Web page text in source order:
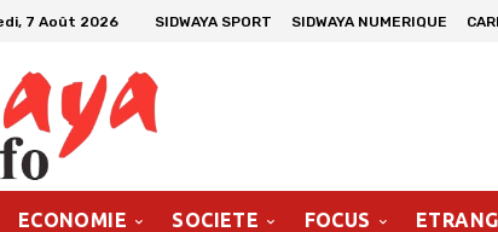
7 Août 2026 SIDWAYA SPORT SIDWAYA NUMERIQUE
ECONOMIE SOCIETE FOCUS